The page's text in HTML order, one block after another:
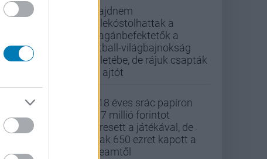
Majdnem
belekóstolhattak a
magánbefektetők a
futball-világbajnokság
üzletébe, de rájuk csapták
az ajtót
A 18 éves srác papíron
437 millió forintot
keresett a játékával, de
csak 650 ezret kapott a
Steamtől